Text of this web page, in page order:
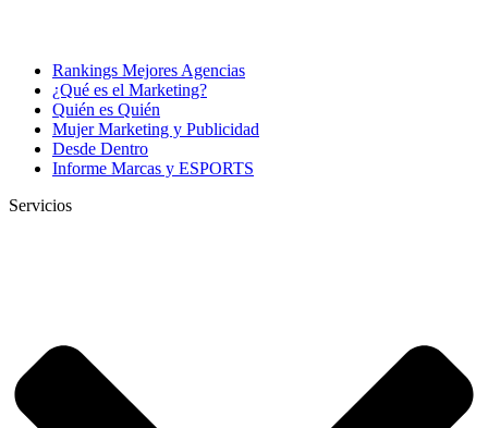
Rankings Mejores Agencias
¿Qué es el Marketing?
Quién es Quién
Mujer Marketing y Publicidad
Desde Dentro
Informe Marcas y ESPORTS
Servicios